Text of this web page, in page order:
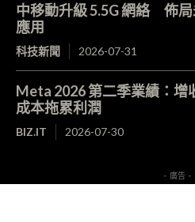
中移動升級 5.5G 網絡 佈
應用
科技新聞 2026-07-31
Meta 2026 第二季業績：
成本拖累利潤
BIZ.IT 2026-07-30
- 廣告 -